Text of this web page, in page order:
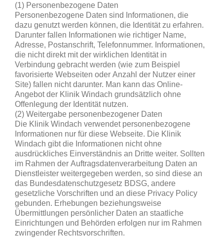
(1) Personenbezogene Daten
Personenbezogene Daten sind Informationen, die
dazu genutzt werden können, die Identität zu erfahren.
Darunter fallen Informationen wie richtiger Name,
Adresse, Postanschrift, Telefonnummer. Informationen,
die nicht direkt mit der wirklichen Identität in
Verbindung gebracht werden (wie zum Beispiel
favorisierte Webseiten oder Anzahl der Nutzer einer
Site) fallen nicht darunter. Man kann das Online-
Angebot der Klinik Windach grundsätzlich ohne
Offenlegung der Identität nutzen.
(2) Weitergabe personenbezogener Daten
Die Klinik Windach verwendet personenbezogene
Informationen nur für diese Webseite. Die Klinik
Windach gibt die Informationen nicht ohne
ausdrückliches Einverständnis an Dritte weiter. Sollten
im Rahmen der Auftragsdatenverarbeitung Daten an
Dienstleister weitergegeben werden, so sind diese an
das Bundesdatenschutzgesetz BDSG, andere
gesetzliche Vorschriften und an diese Privacy Policy
gebunden. Erhebungen beziehungsweise
Übermittlungen persönlicher Daten an staatliche
Einrichtungen und Behörden erfolgen nur im Rahmen
zwingender Rechtsvorschriften.